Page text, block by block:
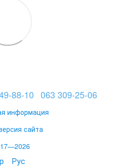
88-10 063 309-25-06
информация
сайта
Рус